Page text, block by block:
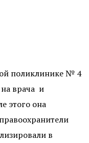
поликлинике № 4
врача и
этого она
в